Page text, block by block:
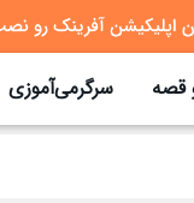
قصه سرگرمی‌آموزی